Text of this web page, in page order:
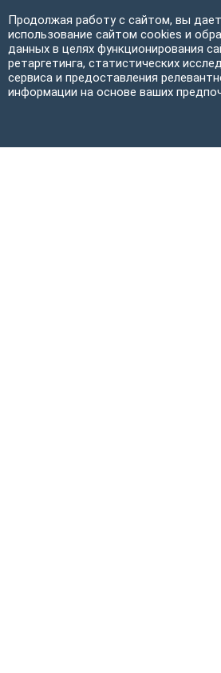
Продолжая работу с сайтом, вы
использование сайтом cookies и
данных в целях функционирования
ретаргетинга, статистических
сервиса и предоставления
информации на основе ваших